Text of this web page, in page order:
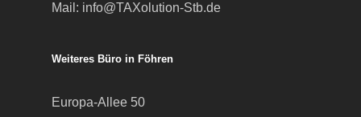
Mail: info@TAXolution-Stb.de
Weiteres Büro in Föhren
Europa-Allee 50